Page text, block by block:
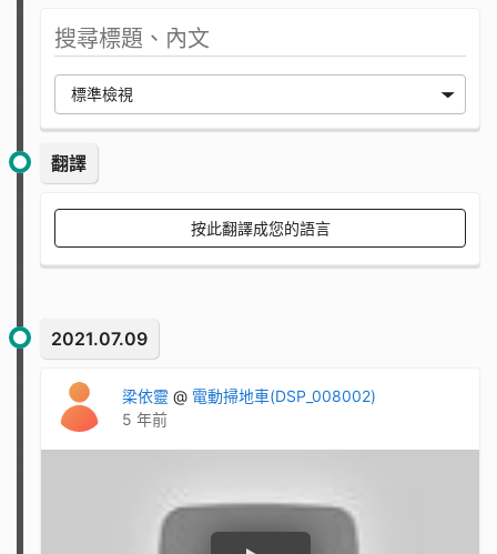
翻譯
按此翻譯成您的語言
2021.07.09
梁依靈 @ 電動掃地車(DSP_008002)
5 年前